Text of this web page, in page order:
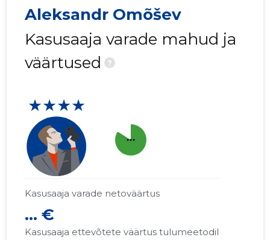
Aleksandr Omõšev
Kasusaaja varade mahud ja
väärtused
?
★★★★
more_horiz
Kasusaaja varade netoväärtus
... €
Kasusaaja ettevõtete väärtus tulumeetodil